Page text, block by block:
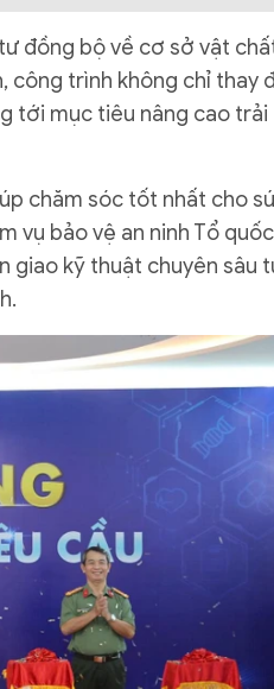
đồng bộ về cơ sở vật
công trình không chỉ thay
tới mục tiêu nâng cao trải
chăm sóc tốt nhất cho
vụ bảo vệ an ninh Tổ
giao kỹ thuật chuyên sâu